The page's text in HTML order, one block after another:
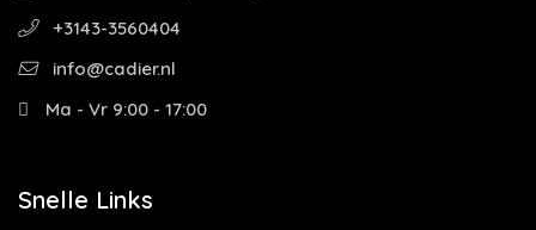
+3143-3560404
info@cadier.nl
Ma - Vr 9:00 - 17:00
Snelle Links